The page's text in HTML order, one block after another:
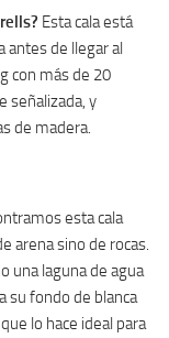
Esta cala está
antes de llegar al
con más de 20
señalizada, y
de madera.
esta cala
arena sino de rocas.
una laguna de agua
su fondo de blanca
lo hace ideal para